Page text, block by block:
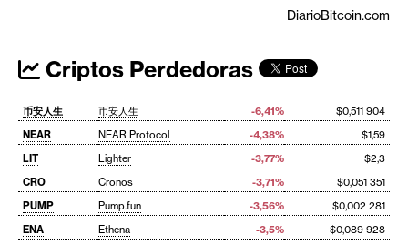
DiarioBitcoin.com
Criptos Perdedoras
币安人生 币安人生 -6,41%
$0,511 904
NEAR
NEAR Protocol -4,38%
$1,59
LIT
Lighter -3,77%
$2,3
CRO
Cronos -3,71%
$0,051 351
PUMP
Pump.fun -3,56%
$0,002 281
ENA
Ethena -3,5%
$0,089 928